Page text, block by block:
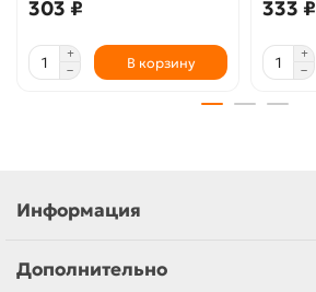
303 ₽
В корзину
333 ₽
Информация
Дополнительно